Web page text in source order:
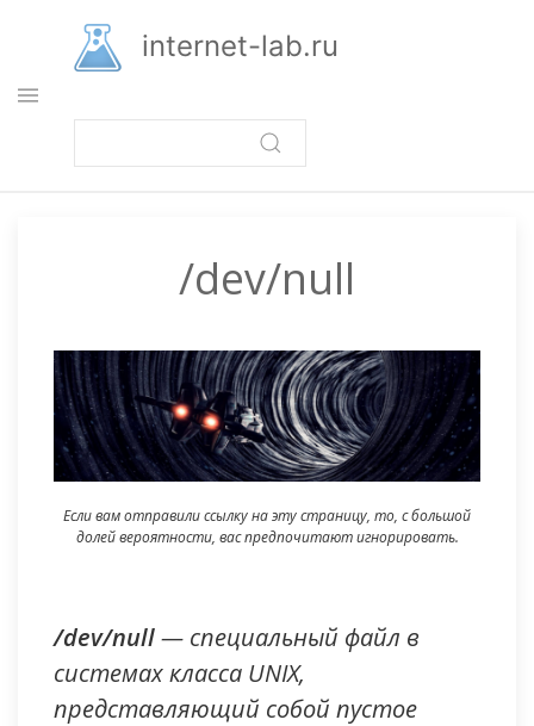
основному
содержанию
internet-lab.ru
/dev/null
Если вам отправили ссылку на эту страницу, то, с большой
долей вероятности, вас предпочитают игнорировать.
/dev/null— специальный файл в
системах класса UNIX,
представляющий собой пустое